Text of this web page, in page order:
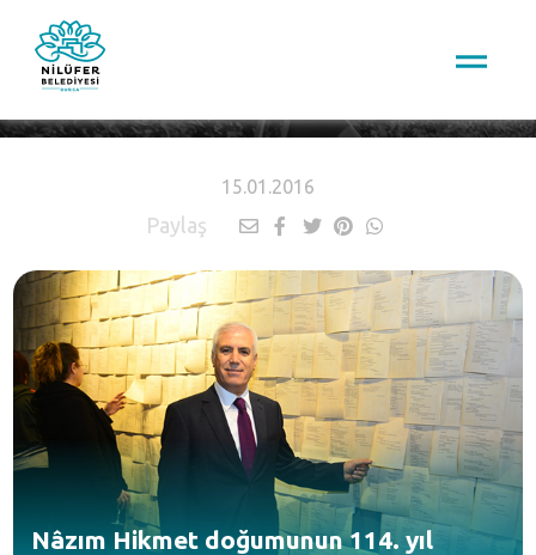
15.01.2016
Paylaş
Nâzım Hikmet doğumunun 114. yıl